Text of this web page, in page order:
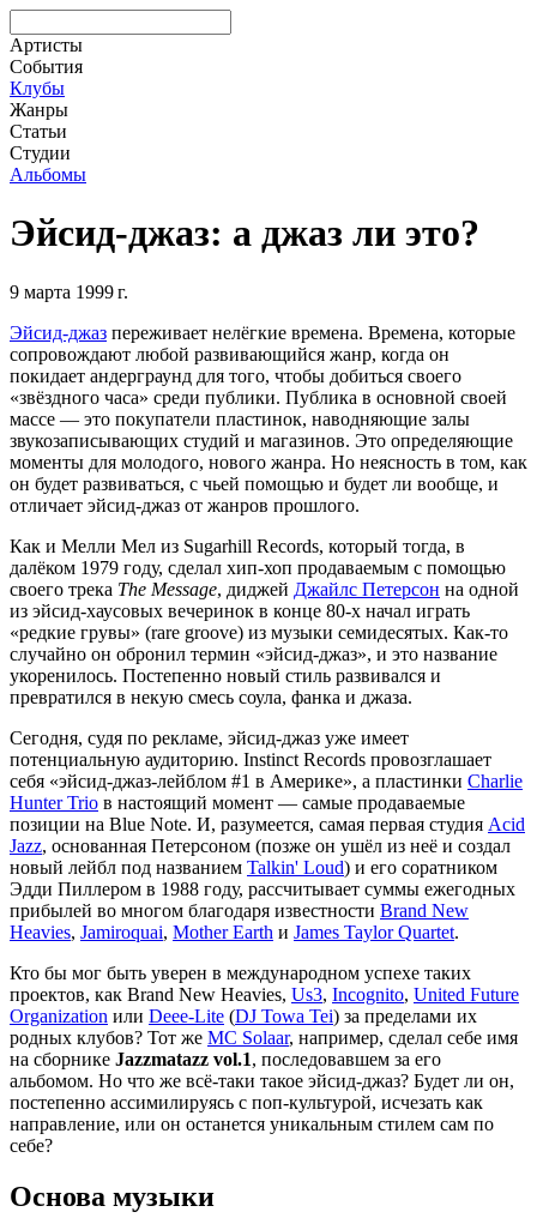
Артисты
События
Клубы
Жанры
Статьи
Студии
Альбомы
Эйсид-джаз: а джаз ли это?
9 марта 1999 г.
Эйсид-джаз переживает нелёгкие времена. Времена, которые
сопровождают любой развивающийся жанр, когда он
покидает андерграунд для того, чтобы добиться своего
«звёздного часа» среди публики. Публика в основной своей
массе — это покупатели пластинок, наводняющие залы
звукозаписывающих студий и магазинов. Это определяющие
моменты для молодого, нового жанра. Но неясность в том, как
он будет развиваться, с чьей помощью и будет ли вообще, и
отличает эйсид-джаз от жанров прошлого.
Как и Мелли Мел из Sugarhill Records, который тогда, в
далёком 1979 году, сделал хип-хоп продаваемым с помощью
своего трека The Message, диджей Джайлс Петерсон на одной
из эйсид-хаусовых вечеринок в конце 80-х начал играть
«редкие грувы» (rare groove) из музыки семидесятых. Как-то
случайно он обронил термин «эйсид-джаз», и это название
укоренилось. Постепенно новый стиль развивался и
превратился в некую смесь соула, фанка и джаза.
Сегодня, судя по рекламе, эйсид-джаз уже имеет
потенциальную аудиторию. Instinct Records провозглашает
себя «эйсид-джаз-лейблом #1 в Америке», а пластинки Charlie
Hunter Trio в настоящий момент — самые продаваемые
позиции на Blue Note. И, разумеется, самая первая студия Acid
Jazz, основанная Петерсоном (позже он ушёл из неё и создал
новый лейбл под названием Talkin' Loud) и его соратником
Эдди Пиллером в 1988 году, рассчитывает суммы ежегодных
прибылей во многом благодаря известности Brand New
Heavies, Jamiroquai, Mother Earth и James Taylor Quartet.
Кто бы мог быть уверен в международном успехе таких
проектов, как Brand New Heavies, Us3, Incognito, United Future
Organization или Deee-Lite (DJ Towa Tei) за пределами их
родных клубов? Тот же MC Solaar, например, сделал себе имя
на сборнике Jazzmatazz vol.1, последовавшем за его
альбомом. Но что же всё-таки такое эйсид-джаз? Будет ли он,
постепенно ассимилируясь с поп-культурой, исчезать как
направление, или он останется уникальным стилем сам по
себе?
Основа музыки